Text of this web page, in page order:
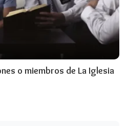
o miembros de La Iglesia